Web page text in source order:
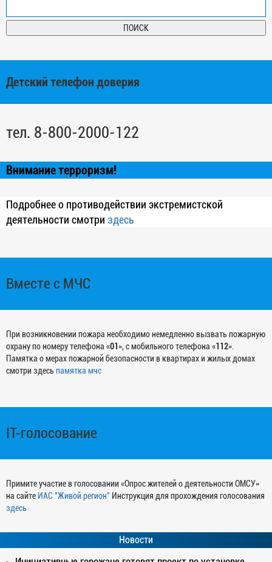
Детский телефон доверия
тел. 8-800-2000-122
Внимание терроризм!
Подробнее о противодействии экстремистской
деятельности смотри здесь
Вместе с МЧС
При возникновении пожара необходимо немедленно вызвать пожарную
охрану по номеру телефона «01 », с мобильного телефона «112».
Памятка о мерах пожарной безопасности в квартирах и жилых домах
смотри здесьпамятка мчс
IT-голосование
Примите участие в голосовании «Опрос жителей о деятельности ОМСУ»
на сайте ИАС "Живой регион" Инструкция для прохождения голосования
здесь
Новости